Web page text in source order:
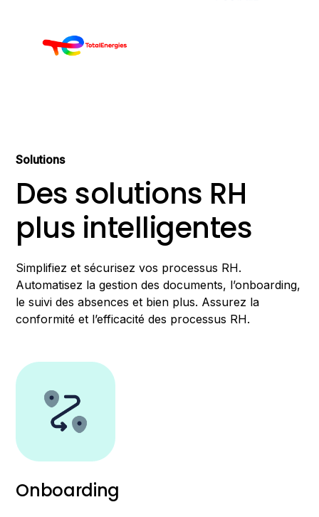
Solutions
Des solutions RH
plus intelligentes
Simplifiez et sécurisez vos processus RH.
Automatisez la gestion des documents, l’onboarding,
le suivi des absences et bien plus. Assurez la
conformité et l’efficacité des processus RH.
Onboarding